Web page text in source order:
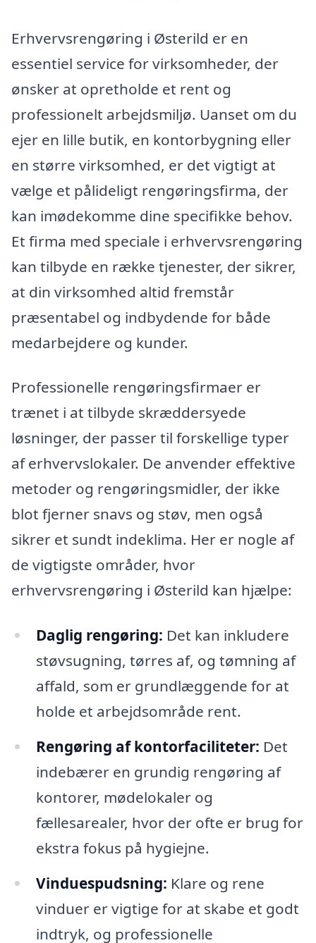
Erhvervsrengøring i Østerild er en
essentiel service for virksomheder, der
ønsker at opretholde et rent og
professionelt arbejdsmiljø. Uanset om du
ejer en lille butik, en kontorbygning eller
en større virksomhed, er det vigtigt at
vælge et pålideligt rengøringsfirma, der
kan imødekomme dine specifikke behov.
Et firma med speciale i erhvervsrengøring
kan tilbyde en række tjenester, der sikrer,
at din virksomhed altid fremstår
præsentabel og indbydende for både
medarbejdere og kunder.
Professionelle rengøringsfirmaer er
trænet i at tilbyde skræddersyede
løsninger, der passer til forskellige typer
af erhvervslokaler. De anvender effektive
metoder og rengøringsmidler, der ikke
blot fjerner snavs og støv, men også
sikrer et sundt indeklima. Her er nogle af
de vigtigste områder, hvor
erhvervsrengøring i Østerild kan hjælpe:
Daglig rengøring: Det kan inkludere
støvsugning, tørres af, og tømning af
affald, som er grundlæggende for at
holde et arbejdsområde rent.
Rengøring af kontorfaciliteter: Det
indebærer en grundig rengøring af
kontorer, mødelokaler og
fællesarealer, hvor der ofte er brug for
ekstra fokus på hygiejne.
Vinduespudsning: Klare og rene
vinduer er vigtige for at skabe et godt
indtryk, og professionelle